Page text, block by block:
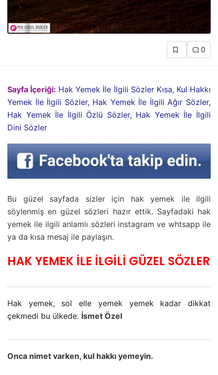
0
Sayfa İçeriği: Hak Yemek İle İlgili Sözler Kısa, Kul Hakkı
Yemek İle İlgili Sözler, Hak Yemek İle İlgili Ağır Sözler,
Hak Yemek İle İlgili Özlü Sözler, Hak Yemek İle İlgili
Dini Sözler
Bu güzel sayfada sizler için hak yemek ile ilgili
söylenmiş en güzel sözleri hazır ettik. Sayfadaki hak
yemek ile ilgili anlamlı sözleri instagram ve whtsapp ile
ya da kısa mesaj ile paylaşın.
HAK YEMEK İLE İLGİLİ GÜZEL SÖZLER
Hak yemek, sol elle yemek yemek kadar dikkat
çekmedi bu ülkede. İsmet Özel
Onca nimet varken, kul hakkı yemeyin.